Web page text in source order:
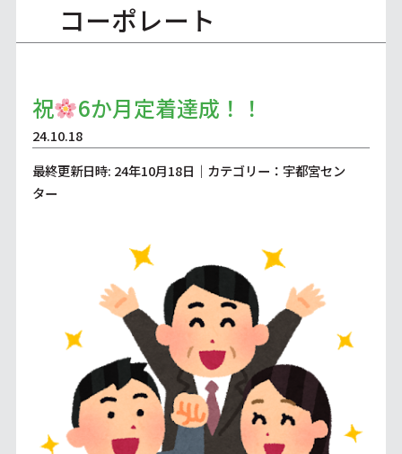
コーポレート
祝 6か月定着達成！！
24.10.18
最終更新日時: 24年10月18日｜カテゴリー：宇都宮セン
ター